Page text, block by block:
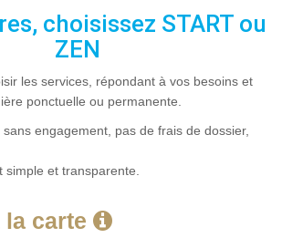
choisissez START ou
ZEN
les services, répondant à vos besoins et
ponctuelle ou permanente.
engagement, pas de frais de dossier,
simple et transparente.
la carte